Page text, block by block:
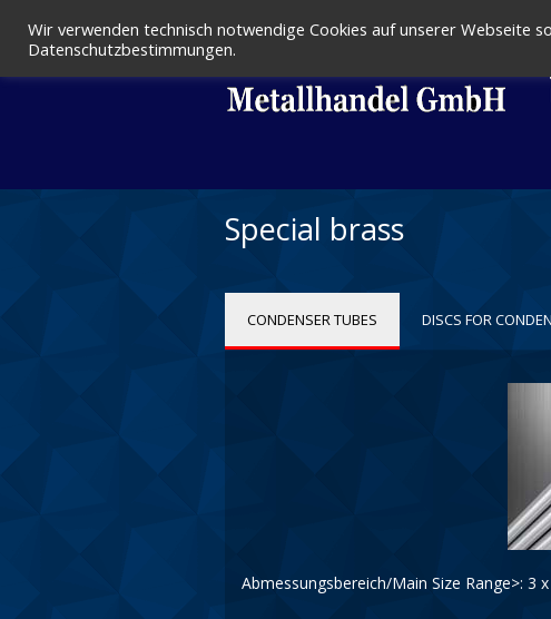
Special brass
CONDENSER TUBES DISCS FOR
Abmessungsbereich/Main Size Range>: 3
Wir verwenden technisch notwendige Cookies auf unserer Webseite
Datenschutzbestimmungen.